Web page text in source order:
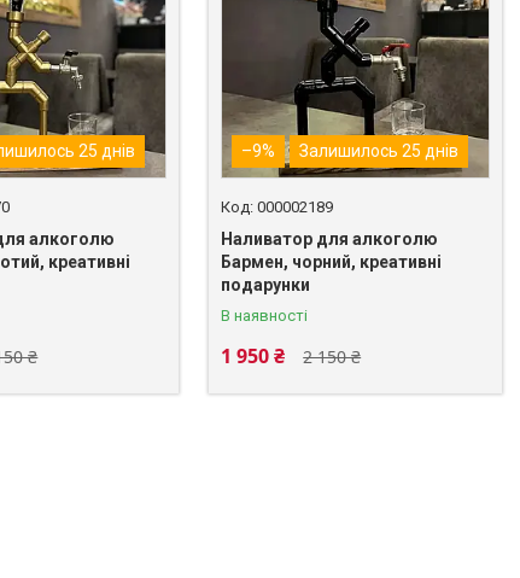
25 днів
алкоголю
креативні
₴
–9% Залишилось 25 днів
000002189
Наливатор для алкоголю
Бармен, чорний, креативні
подарунки
В наявності
2 150 ₴
1 950 ₴